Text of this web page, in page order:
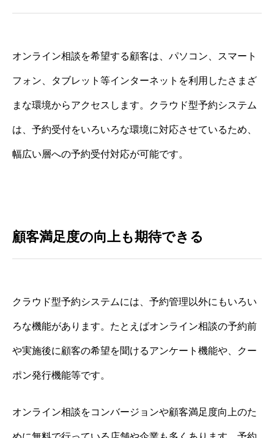
オンライン相談を希望する顧客は、パソコン、スマート
フォン、タブレット等インターネットを利用したさまざ
まな環境からアクセスします。クラウド型予約システム
は、予約受付をいろいろな環境に対応させているため、
幅広い層への予約受付対応が可能です。
顧客満足度の向上も期待できる
クラウド型予約システムには、予約管理以外にもいろい
ろな機能があります。たとえばオンライン相談の予約前
や実施後に顧客の希望を聞けるアンケート機能や、クー
ポン発行機能等です。
オンライン相談をコンバージョンや顧客満足度向上のた